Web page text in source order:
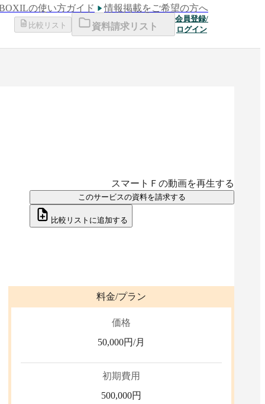
の使い方ガイド
情報掲載をご希望の方へ
比較リスト 資料請求リスト
会員登録/
ログイン
スマートＦ の動画を再生する
このサービスの資料を請求する
比較リストに追加する
料金/プラン
価格
50,000円/月
初期費用
500,000円